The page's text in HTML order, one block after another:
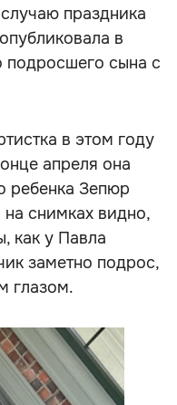
праздника
в
подросшего сына с
в этом году
апреля она
ребенка Зепюр
на снимках видно,
как у Павла
заметно подрос,
глазом.